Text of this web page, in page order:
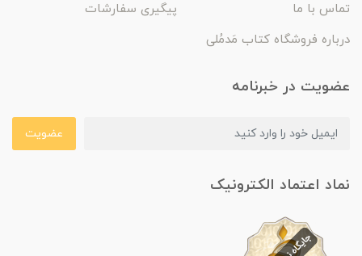
تماس با ما
پیگیری سفارشات
درباره فروشگاه کتاب مَدمُلی
عضویت در خبرنامه
عضویت
نماد اعتماد الکترونیک